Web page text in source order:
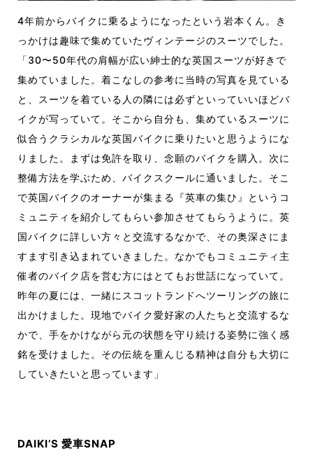
4年前からバイクに乗るようになったという岩本くん。き
っかけは趣味で集めていたヴィンテージのスーツでした。
「30〜50年代の肩幅が広い紳士的な英国スーツが好きで
集めていました。着こなしの参考に当時の写真を見ている
と、スーツを着ている人の隣には必ずといっていいほどバ
イクが写っていて。そこから自分も、集めているスーツに
似合うクラシカルな英国バイクに乗りたいと思うようにな
りました。まずは免許を取り、念願のバイクを購入。次に
整備方法を学ぶため、バイクスクールに通いました。そこ
で英国バイクのオーナーが集まる『英車の集ひ』というコ
ミュニティを紹介してもらい参加させてもらうように。英
国バイクに詳しい方々と交流するなかで、その奥深さにま
すます引き込まれていきました。なかでもコミュニティ主
催者のバイク店を営む方にはとてもお世話になっていて。
昨年の夏には、一緒にスコットランドへツーリングの旅に
出かけました。現地でバイク愛好家の人たちと交流するな
かで、手をかけながら元の状態を守り続ける姿勢に強く感
銘を受けました。その伝統を重んじる精神は自分も大切に
していきたいと思っています」
DAIKI’S 愛車SNAP